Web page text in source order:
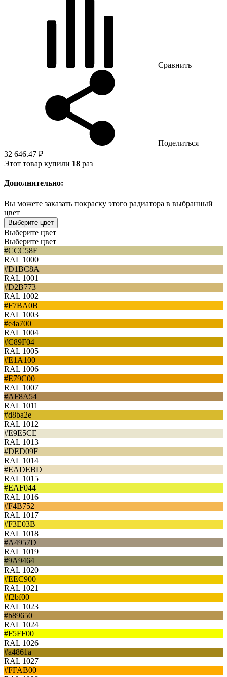
Сравнить
Поделиться
32 646.47 ₽
Этот товар купили 18 раз
Дополнительно:
Вы можете заказать покраску этого радиатора в выбранный
цвет
Выберите цвет
Выберите цвет
Выберите цвет
#CCC58F
RAL 1000
#D1BC8A
RAL 1001
#D2B773
RAL 1002
#F7BA0B
RAL 1003
#e4a700
RAL 1004
#C89F04
RAL 1005
#E1A100
RAL 1006
#E79C00
RAL 1007
#AF8A54
RAL 1011
#d8ba2e
RAL 1012
#E9E5CE
RAL 1013
#DED09F
RAL 1014
#EADEBD
RAL 1015
#EAF044
RAL 1016
#F4B752
RAL 1017
#F3E03B
RAL 1018
#A4957D
RAL 1019
#9A9464
RAL 1020
#EEC900
RAL 1021
#f2bf00
RAL 1023
#b89650
RAL 1024
#F5FF00
RAL 1026
#a4861a
RAL 1027
#FFAB00